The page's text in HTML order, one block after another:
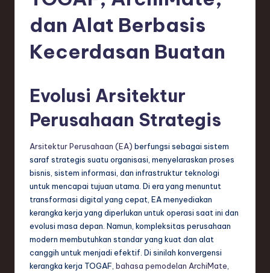
si
T
dan Alat Berbasis
Kecerdasan Buatan
Evolusi Arsitektur
Perusahaan Strategis
Arsitektur Perusahaan (EA) berfungsi sebagai sistem
saraf strategis suatu organisasi, menyelaraskan proses
bisnis, sistem informasi, dan infrastruktur teknologi
untuk mencapai tujuan utama. Di era yang menuntut
transformasi digital yang cepat, EA menyediakan
kerangka kerja yang diperlukan untuk operasi saat ini dan
evolusi masa depan. Namun, kompleksitas perusahaan
modern membutuhkan standar yang kuat dan alat
canggih untuk menjadi efektif. Di sinilah konvergensi
kerangka kerja TOGAF, bahasa pemodelan ArchiMate